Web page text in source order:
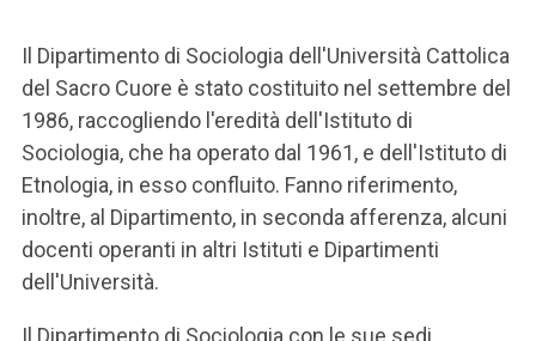
Il Dipartimento di Sociologia dell'Università Cattolica
del Sacro Cuore è stato costituito nel settembre del
1986, raccogliendo l'eredità dell'Istituto di
Sociologia, che ha operato dal 1961, e dell'Istituto di
Etnologia, in esso confluito. Fanno riferimento,
inoltre, al Dipartimento, in seconda afferenza, alcuni
docenti operanti in altri Istituti e Dipartimenti
dell'Università.
Il Dipartimento di Sociologia con le sue sedi